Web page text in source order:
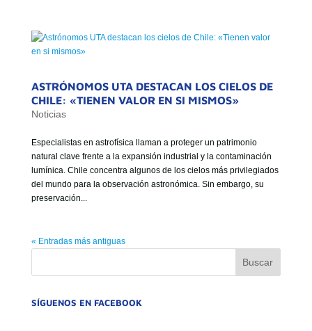
ASTRÓNOMOS UTA DESTACAN LOS CIELOS DE
CHILE: «TIENEN VALOR EN SI MISMOS»
Noticias
Especialistas en astrofísica llaman a proteger un patrimonio
natural clave frente a la expansión industrial y la contaminación
lumínica. Chile concentra algunos de los cielos más privilegiados
del mundo para la observación astronómica. Sin embargo, su
preservación...
« Entradas más antiguas
SÍGUENOS EN FACEBOOK